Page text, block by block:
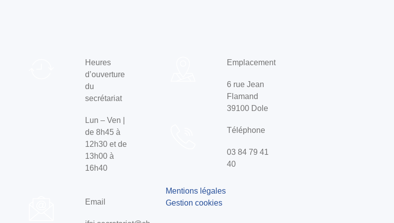
Heures
d’ouverture
du
secrétariat
Lun – Ven |
de 8h45 à
12h30 et de
13h00 à
16h40
Email
Emplacement
6 rue Jean
Flamand
39100 Dole
Téléphone
03 84 79 41
40
Mentions légales
Gestion cookies